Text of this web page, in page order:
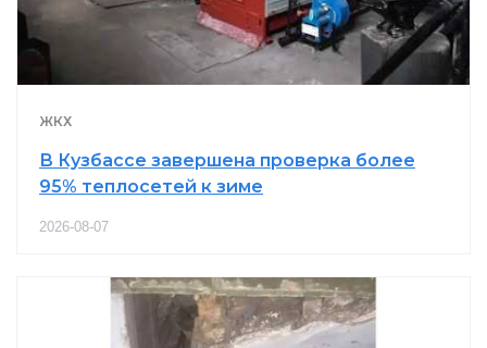
ЖКХ
В Кузбассе завершена проверка более
95% теплосетей к зиме
2026-08-07